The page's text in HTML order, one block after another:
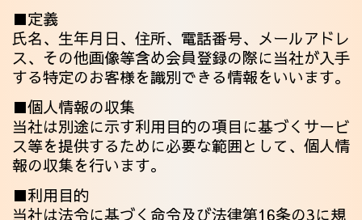
■定義
氏名、生年月日、住所、電話番号、メールアドレ
ス、その他画像等含め会員登録の際に当社が入手
する特定のお客様を識別できる情報をいいます。
■個人情報の収集
当社は別途に示す利用目的の項目に基づくサービ
ス等を提供するために必要な範囲として、個人情
報の収集を行います。
■利用目的
当社は法令に基づく命令及び法律第16条の3に規